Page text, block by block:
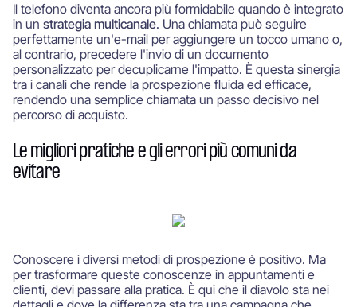
Il telefono diventa ancora più formidabile quando è integrato
in un strategia multicanale. Una chiamata può seguire
perfettamente un'e-mail per aggiungere un tocco umano o,
al contrario, precedere l'invio di un documento
personalizzato per decuplicarne l'impatto. È questa sinergia
tra i canali che rende la prospezione fluida ed efficace,
rendendo una semplice chiamata un passo decisivo nel
percorso di acquisto.
Le migliori pratiche e gli errori più comuni da
evitare
Conoscere i diversi metodi di prospezione è positivo. Ma
per trasformare queste conoscenze in appuntamenti e
clienti, devi passare alla pratica. È qui che il diavolo sta nei